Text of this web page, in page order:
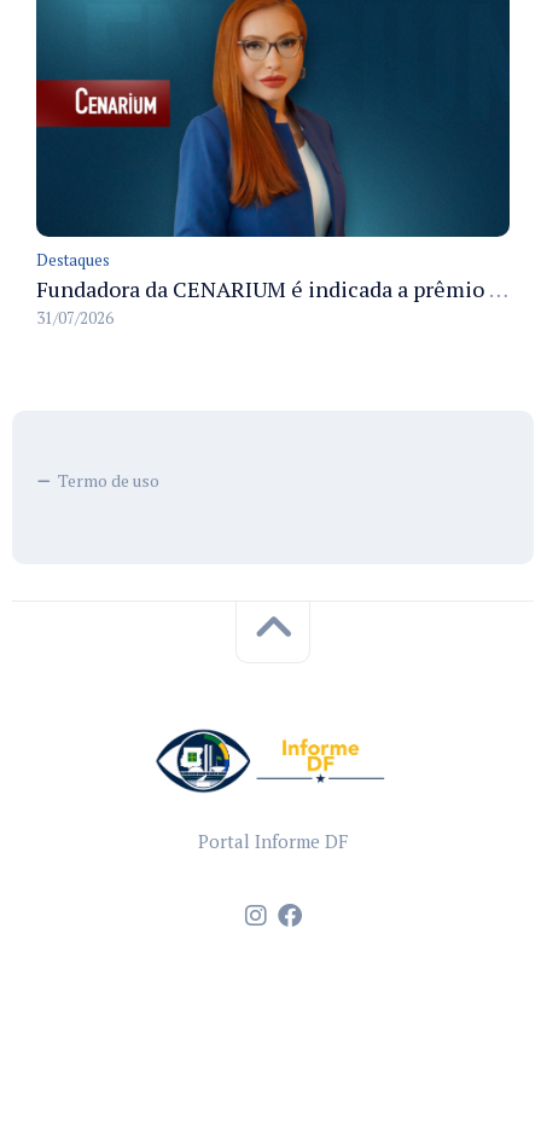
Destaques
Fundadora da CENARIUM é indicada a prêmio 100+ Jornalistas Admirados
31/07/2026
Termo de uso
Portal Informe DF